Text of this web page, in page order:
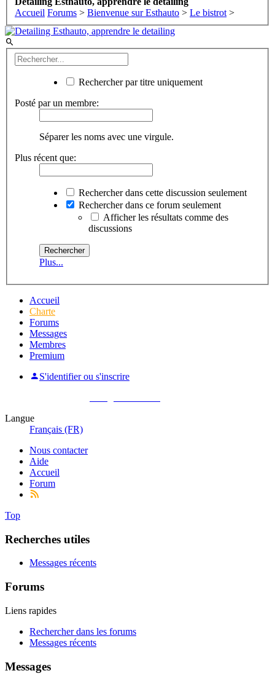
Accueil Forums > Bienvenue sur Esthauto > Le bistrot >
Rechercher par titre uniquement
Posté par un membre:
Séparer les noms avec une virgule.
Plus récent que:
Rechercher dans cette discussion seulement
Rechercher dans ce forum seulement
Afficher les résultats comme des
discussions
Plus...
Accueil
Charte
Forums
Messages
Membres
Premium
S'identifier ou s'inscrire
Langue
Français (FR)
Nous contacter
Aide
Accueil
Forum
Top
Recherches utiles
Messages récents
Forums
Liens rapides
Rechercher dans les forums
Messages récents
Messages